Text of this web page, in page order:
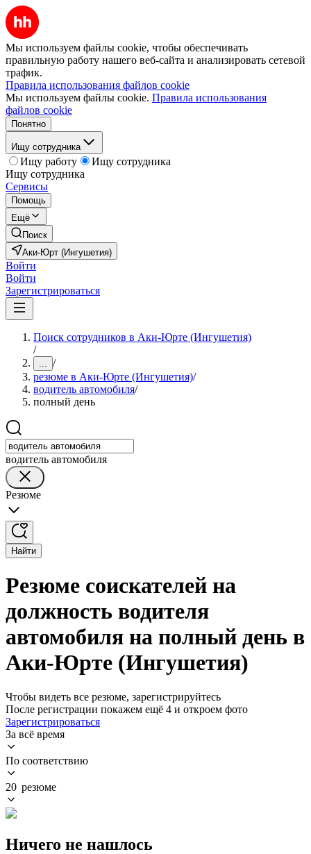
Мы используем файлы cookie, чтобы обеспечивать
правильную работу нашего веб-сайта и анализировать сетевой
трафик.
Правила использования файлов cookie
Мы используем файлы cookie. Правила использования
файлов cookie
Понятно
Ищу сотрудника
Ищу работу
Ищу сотрудника
Ищу сотрудника
Сервисы
Помощь
Ещё
Поиск
Аки-Юрт (Ингушетия)
Войти
Войти
Зарегистрироваться
Поиск сотрудников в Аки-Юрте (Ингушетия)
/
... /
резюме в Аки-Юрте (Ингушетия)/
водитель автомобиля/
полный день
водитель автомобиля
Резюме
Найти
Резюме соискателей на
должность водителя
автомобиля на полный день в
Аки-Юрте (Ингушетия)
Чтобы видеть все резюме, зарегистрируйтесь
После регистрации покажем ещё 4 и откроем фото
Зарегистрироваться
За всё время
По соответствию
20 резюме
Ничего не нашлось